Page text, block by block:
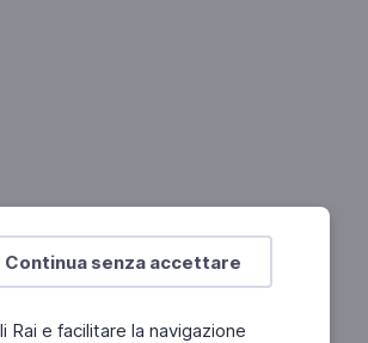
Continua senza accettare
e facilitare la navigazione